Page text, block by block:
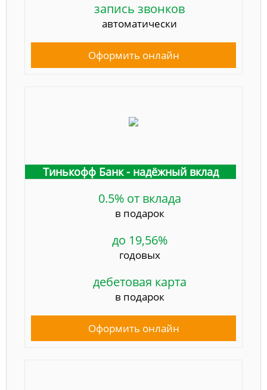
запись звонков
автоматически
Оформить онлайн
Тинькофф Банк - надёжный вклад
0.5% от вклада
в подарок
до 19,56%
годовых
дебетовая карта
в подарок
Оформить онлайн